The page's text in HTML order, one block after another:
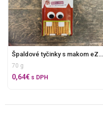
Špaldové tyčinky s makom eZERKI
70 g
0,64€ s DPH